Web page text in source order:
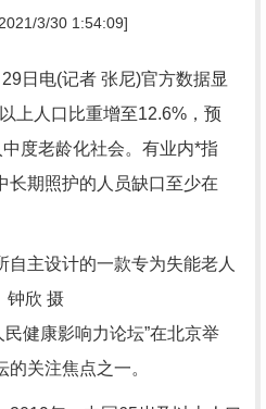
3/30 1:54:09]
电(记者 张尼)官方数据显
上人口比重增至12.6%，预
度老龄化社会。有业内*指
长期照护的人员缺口至少在
自主设计的一款专为失能老人
钟欣 摄
健康影响力论坛”在北京举
关注焦点之一。